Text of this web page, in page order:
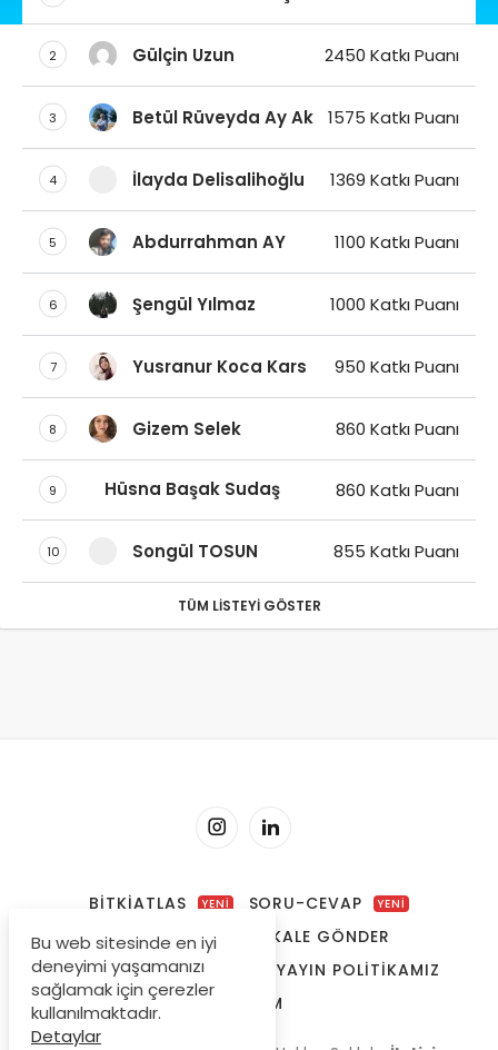
2 Gülçin Uzun 2450 Katkı Puanı
3 Betül Rüveyda Ay Ak 1575 Katkı Puanı
4 İlayda Delisalihoğlu 1369 Katkı Puanı
5 Abdurrahman AY 1100 Katkı Puanı
6 Şengül Yılmaz 1000 Katkı Puanı
7 Yusranur Koca Kars 950 Katkı Puanı
8 Gizem Selek 860 Katkı Puanı
9 Hüsna Başak Sudaş 860 Katkı Puanı
10 Songül TOSUN 855 Katkı Puanı
TÜM LISTEYI GÖSTER
BITKIATLAS YENİ SORU-CEVAP YENİ
YAZARLARIMIZ
MAKALE GÖNDER
REKLAM & SPONSORLUK
YAYIN POLITIKAMIZ
İLETIŞIM
Bu web sitesinde en iyi
deneyimi yaşamanızı
sağlamak için çerezler
kullanılmaktadır.
Detaylar